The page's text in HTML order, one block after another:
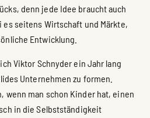
denn jede Idee braucht auch
seitens Wirtschaft und Märkte,
Entwicklung.
Viktor Schnyder ein Jahr lang
Unternehmen zu formen.
wenn man schon Kinder hat, einen
in die Selbstständigkeit